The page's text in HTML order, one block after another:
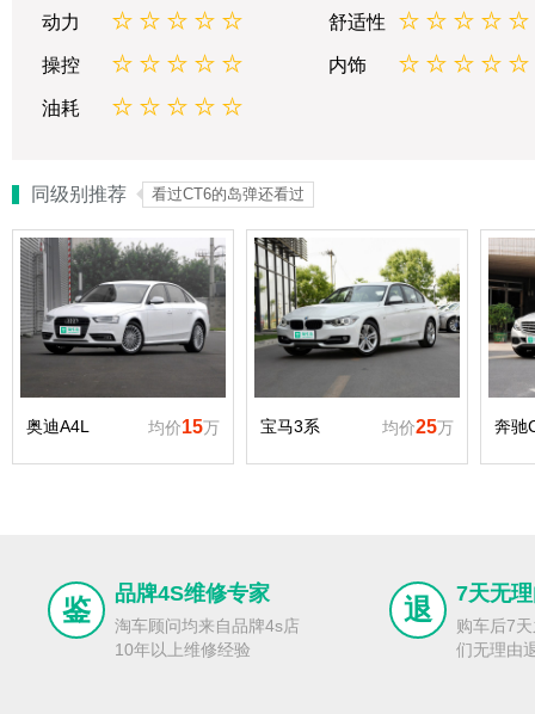
动力
操控
油耗
舒适性
内饰
同级别推荐 看过CT6的岛弹还看过
奥迪A4L 均价15万 宝马3系 均价25万 奔驰
鉴 品牌4S维修专家
淘车顾问均来自品牌4s店
10年以上维修经验
退 7天无
购车后7
们无理由